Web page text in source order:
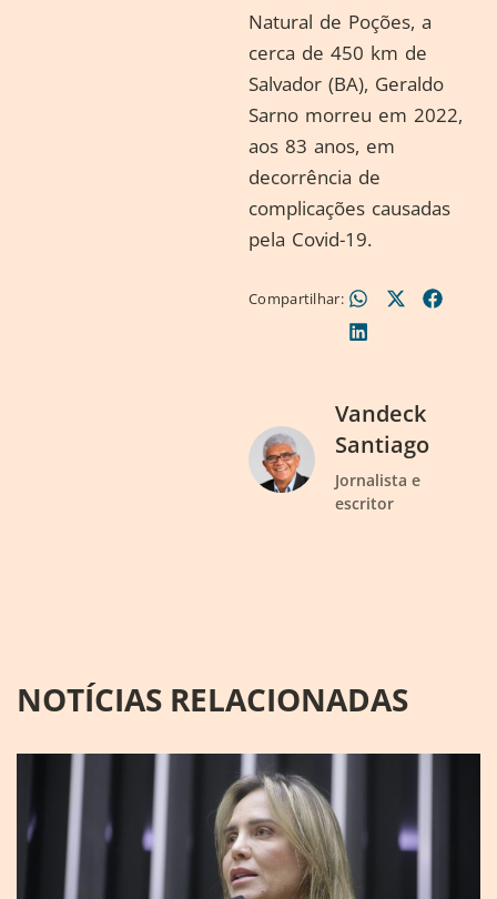
Natural de Poções, a
cerca de 450 km de
Salvador (BA), Geraldo
Sarno morreu em 2022,
aos 83 anos, em
decorrência de
complicações causadas
pela Covid-19.
Compartilhar:
Vandeck
Santiago
Jornalista e
escritor
NOTÍCIAS RELACIONADAS